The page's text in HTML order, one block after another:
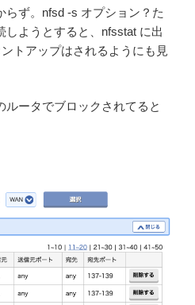
らず。nfsd -s オプション？た
しようとすると、nfsstat に出
トアップはされるようにも見
ルータでブロックされてると